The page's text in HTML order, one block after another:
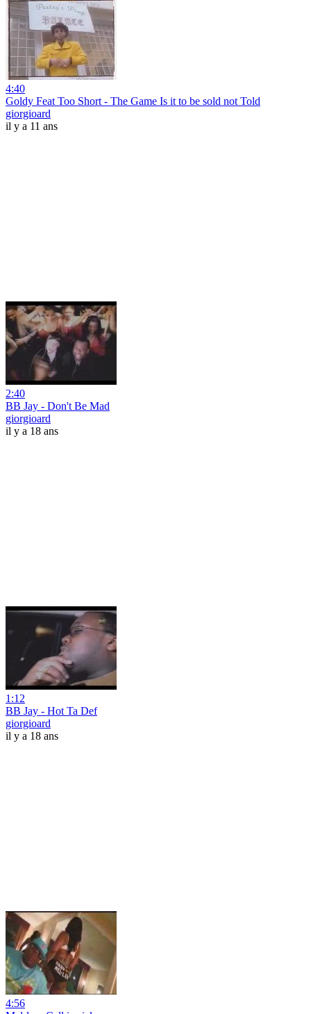
4:40
Goldy Feat Too Short - The Game Is it to be sold not Told
giorgioard
il y a 11 ans
2:40
BB Jay - Don't Be Mad
giorgioard
il y a 18 ans
1:12
BB Jay - Hot Ta Def
giorgioard
il y a 18 ans
4:56